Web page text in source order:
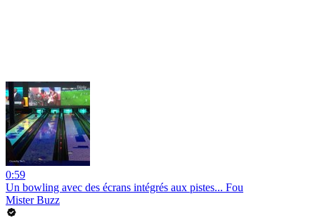
0:59
Un bowling avec des écrans intégrés aux pistes... Fou
Mister Buzz